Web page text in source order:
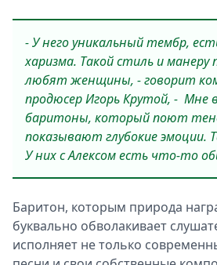
- У него уникальный тембр,
харизма. Такой стиль и манеру
любят женщины, - говорит
продюсер Игорь Крутой, - Мне
баритоны, который поют
показывают глубокие эмоции.
У них с Алексом есть что-то
Баритон, которым природа
буквально обволакивает
исполняет не только